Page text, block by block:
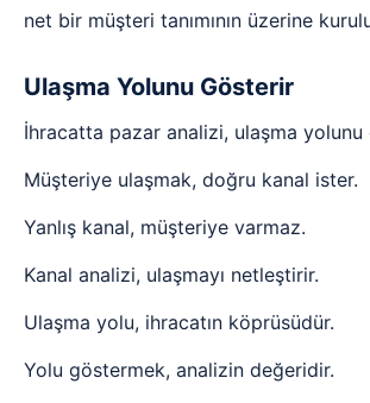
net bir müşteri tanımının üzerine
Ulaşma Yolunu Gösterir
İhracatta pazar analizi, ulaşma yolunu
Müşteriye ulaşmak, doğru kanal ister.
Yanlış kanal, müşteriye varmaz.
Kanal analizi, ulaşmayı netleştirir.
Ulaşma yolu, ihracatın köprüsüdür.
Yolu göstermek, analizin değeridir.